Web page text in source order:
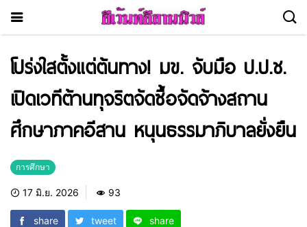
โปร่งใสตั้งแต่ต้นทาง! มข. จับมือ ป.ป.ช.
เปิดเวทีต้านทุจริตจัดซื้อจัดจ้างสถาน
ศึกษาภาคอีสาน หนุนธรรมาภิบาลยั่งยืน
การศึกษา
17 มิ.ย. 2026 93
share tweet share